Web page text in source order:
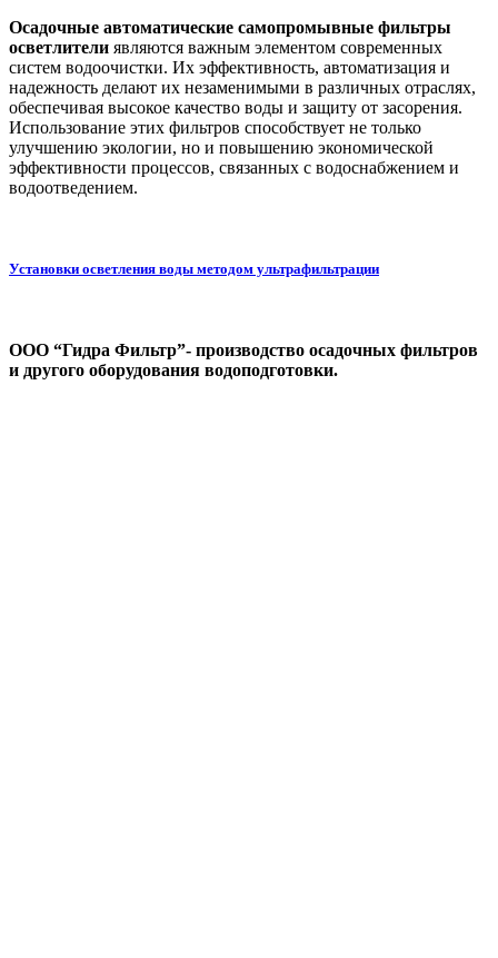
Осадочные автоматические самопромывные фильтры
осветлители являются важным элементом современных
систем водоочистки. Их эффективность, автоматизация и
надежность делают их незаменимыми в различных отраслях,
обеспечивая высокое качество воды и защиту от засорения.
Использование этих фильтров способствует не только
улучшению экологии, но и повышению экономической
эффективности процессов, связанных с водоснабжением и
водоотведением.
Установки осветления воды методом ультрафильтрации
ООО “Гидра Фильтр”- производство осадочных фильтров
и другого оборудования водоподготовки.